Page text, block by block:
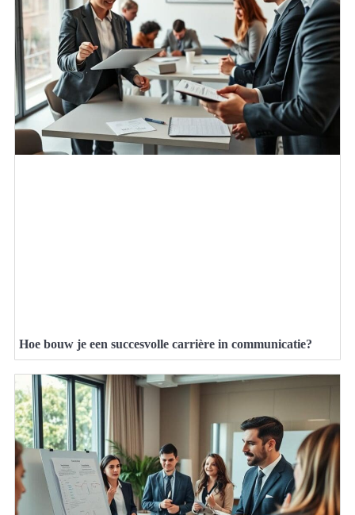
Hoe bouw je een succesvolle carrière in communicatie?